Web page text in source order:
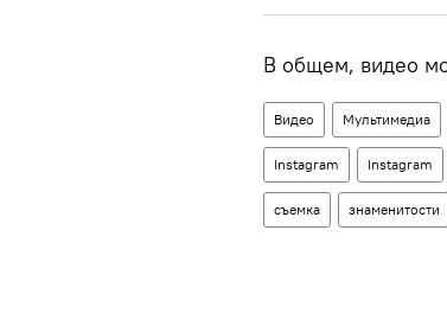
В общем, видео
Видео Мультимедиа
Instagram Instagram
съемка знаменитости